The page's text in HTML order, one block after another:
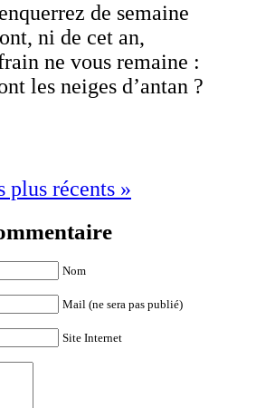
de semaine
ni de cet an,
ne vous remaine :
les neiges d’antan ?
plus récents »
Nom
Mail (ne sera pas publié)
Site Internet